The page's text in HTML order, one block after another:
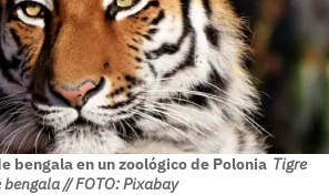
bengala en un zoológico de Polonia Tigre
bengala // FOTO: Pixabay